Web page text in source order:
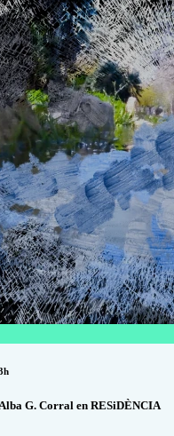
G. Corral en RESiDÈNCIA